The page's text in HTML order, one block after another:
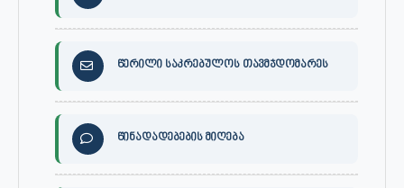
წერილი საკრებულოს თავმჯდომარეს
წინადადებების მიღება